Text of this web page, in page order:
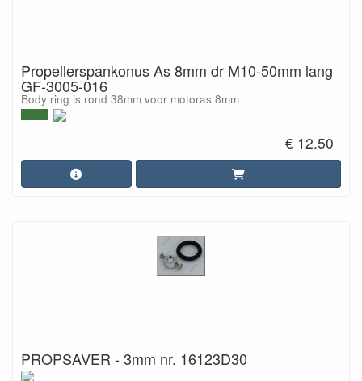
Propellerspankonus As 8mm dr M10-50mm lang
GF-3005-016
Body ring is rond 38mm voor motoras 8mm
€ 12.50
PROPSAVER - 3mm nr. 16123D30